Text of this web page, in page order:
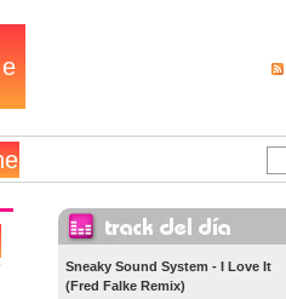
Sneaky Sound System - I Love It
(Fred Falke Remix)